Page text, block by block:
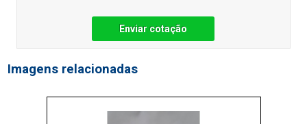
Enviar cotação
Imagens relacionadas